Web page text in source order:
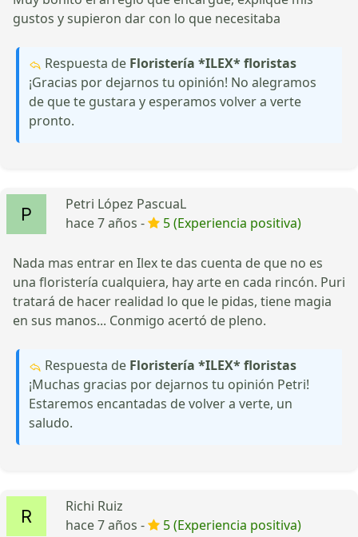
gustos y supieron dar con lo que necesitaba
Respuesta de Floristería *ILEX* floristas
¡Gracias por dejarnos tu opinión! No alegramos
de que te gustara y esperamos volver a verte
pronto.
Petri López PascuaL
hace 7 años -
5 (Experiencia positiva)
Nada mas entrar en Ilex te das cuenta de que no es
una floristería cualquiera, hay arte en cada rincón. Puri
tratará de hacer realidad lo que le pidas, tiene magia
en sus manos... Conmigo acertó de pleno.
Respuesta de Floristería *ILEX* floristas
¡Muchas gracias por dejarnos tu opinión Petri!
Estaremos encantadas de volver a verte, un
saludo.
Richi Ruiz
hace 7 años -
5 (Experiencia positiva)